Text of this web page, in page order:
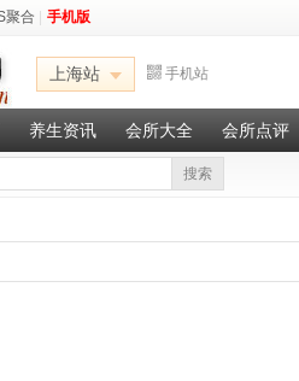
聚合 手机版
上海站 手机站
养生资讯 会所大全 会所点评
搜索